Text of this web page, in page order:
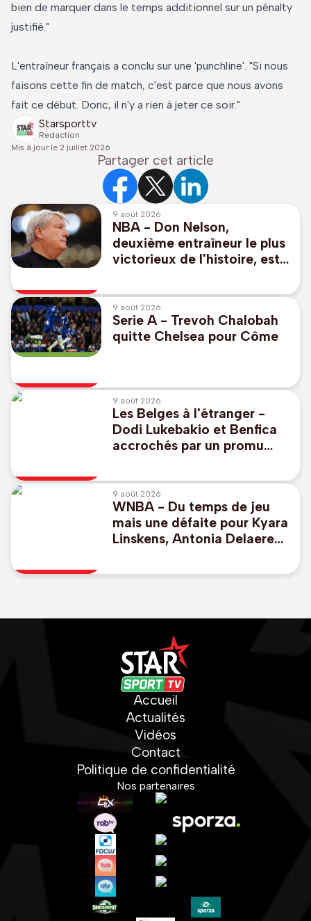
bien de marquer dans le temps additionnel sur un pénalty
justifié."
L'entraîneur français a conclu sur une 'punchline'. "Si nous
faisons cette fin de match, c'est parce que nous avons
fait ce début. Donc, il n'y a rien à jeter ce soir."
Starsporttv
Redaction
Mis à jour le 2 juillet 2026
Partager cet article
9 août 2026
NBA - Don Nelson,
deuxième entraîneur le plus
victorieux de l'histoire, est
9 août 2026
Serie A - Trevoh Chalobah
quitte Chelsea pour Côme
9 août 2026
Les Belges à l'étranger -
Dodi Lukebakio et Benfica
accrochés par un promu
championnat
9 août 2026
WNBA - Du temps de jeu
mais une défaite pour Kyara
Linskens, Antonia Delaere
Accueil
Actualités
Vidéos
Contact
Politique de confidentialité
Nos partenaires